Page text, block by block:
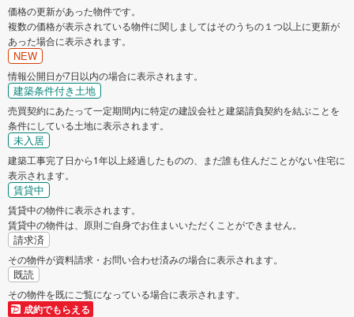
価格の更新があった物件です。
複数の価格が表示されている物件に関しましてはそのうちの１つ以上に更新が
あった場合に表示されます。
NEW
情報公開日が7日以内の場合に表示されます。
建築条件付き土地
売買契約にあたって一定期間内に特定の建設会社と建築請負契約を結ぶことを
条件にしている土地に表示されます。
未入居
建築工事完了日から1年以上経過したものの、まだ誰も住んだことがない住宅に
表示されます。
賃貸中
賃貸中の物件に表示されます。
賃貸中の物件は、原則ご自身でお住まいいただくことができません。
請求済
その物件が資料請求・お問い合わせ済みの場合に表示されます。
既読
その物件を既にご覧になっている場合に表示されます。
成約でもらえる